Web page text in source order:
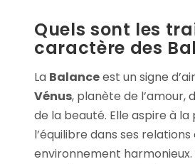
Quels sont les
caractère des
La Balanceest un signe
Vénus, planète de l’amour,
de la beauté. Elle aspire à la
l’équilibre dans ses
environnement harmonieux.